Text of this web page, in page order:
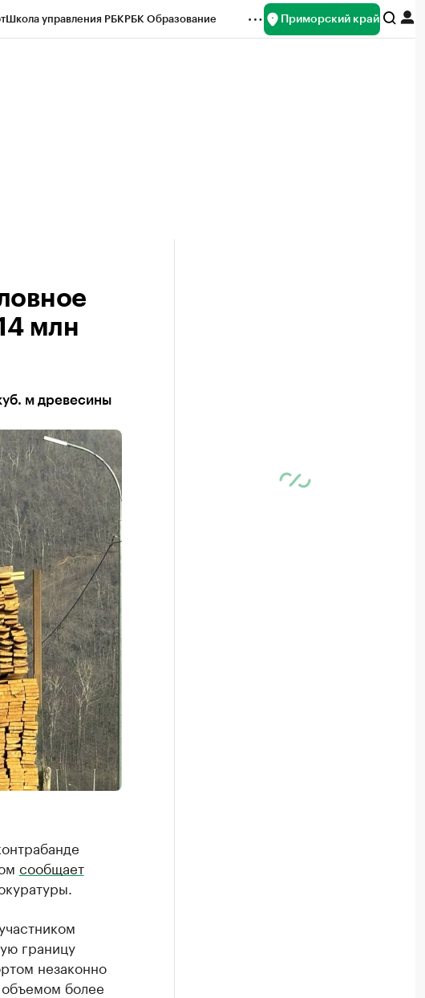
Школа управления РБКРБК Образование Приморский край
млн
м древесины
сообщает
границу
незаконно
более